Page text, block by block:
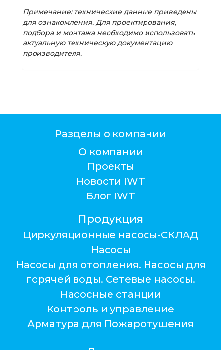
Примечание: технические данные приведены
для ознакомления. Для проектирования,
подбора и монтажа необходимо использовать
актуальную техническую документацию
производителя.
Разделы о компании
О компании
Проекты
Новости IWT
Блог IWT
Продукция
Циркуляционные насосы-СКЛАД
Насосы
Насосы для отопления. Насосы для
горячей воды. Сетевые насосы.
Насосные станции
Контроль и управление
Арматура для Пожаротушения